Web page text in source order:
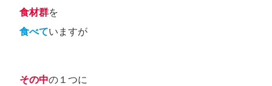
食材群を
食べていますが
その中の１つに